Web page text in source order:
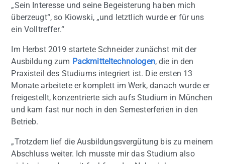
„Sein Interesse und seine Begeisterung haben mich
überzeugt“, so Kiowski, „und letztlich wurde er für uns
ein Volltreffer.“
Im Herbst 2019 startete Schneider zunächst mit der
Ausbildung zum Packmitteltechnologen, die in den
Praxisteil des Studiums integriert ist. Die ersten 13
Monate arbeitete er komplett im Werk, danach wurde er
freigestellt, konzentrierte sich aufs Studium in München
und kam fast nur noch in den Semesterferien in den
Betrieb.
„Trotzdem lief die Ausbildungsvergütung bis zu meinem
Abschluss weiter. Ich musste mir das Studium also